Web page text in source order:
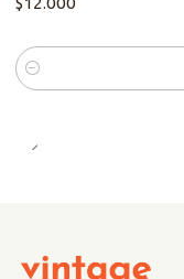
Cantidad